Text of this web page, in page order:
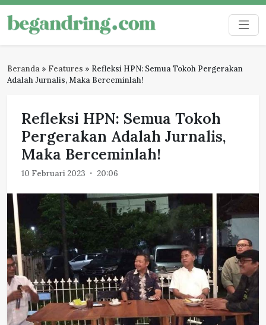
Skip
to
content
Begandring
Menjaga ingatan untuk masa depan
Beranda » Features » Refleksi HPN: Semua Tokoh Pergerakan
Adalah Jurnalis, Maka Berceminlah!
Refleksi HPN: Semua Tokoh
Pergerakan Adalah Jurnalis,
Maka Berceminlah!
10 Februari 2023 20:06